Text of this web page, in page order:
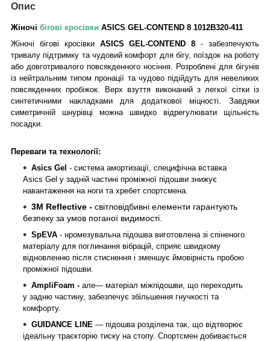
Опис
Жіночі бігові кросівки ASICS GEL-CONTEND 8 1012B320-411
Жіночі бігові кросівки ASICS GEL-CONTEND 8 - забезпечують
тривалу підтримку та чудовий комфорт для бігу, поїздок на роботу
або довготривалого повсякденного носіння. Розроблені для бігунів
із нейтральним типом пронації та чудово підійдуть для невеликих
повсякденних пробіжок. Верх взуття виконаний з легкої сітки із
синтетичними накладками для додаткової міцності. Завдяки
симетричній шнурівці можна швидко відрегулювати щільність
посадки.
Переваги та технології:
Asics Gel - система амортизації, специфічна вставка
Asics Gel у задній частині проміжної підошви знижує
навантаження на ноги та хребет спортсмена.
3М Reflective - світловідбивні елементи гарантують
безпеку за умов поганої видимості.
SpEVA - нромезувальна підошва виготовлена зі спіненого
матеріалу для поглинання вібрацій, сприяє швидкому
відновленню після стиснення і зменшує ймовірність пробою
проміжної підошви.
AmpliFoam - але— матеріал міжпідошви, що переходить
у задню частину, забезпечує збільшення гнучкості та
комфорту.
GUIDANCE LINE — підошва розділена так, що відтворює
ідеальну траєкторію тиску на стопу. Спортсмен добивається